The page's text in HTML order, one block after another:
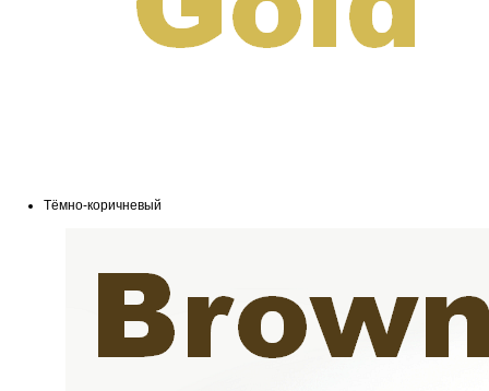
Тёмно-коричневый